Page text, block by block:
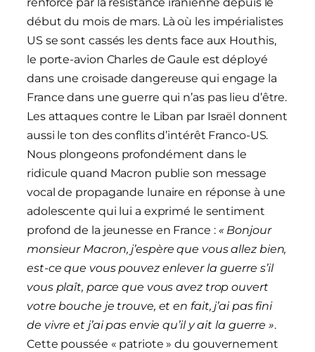
début du mois de mars. Là où les impérialistes
US se sont cassés les dents face aux Houthis,
le porte-avion Charles de Gaule est déployé
dans une croisade dangereuse qui engage la
France dans une guerre qui n’as pas lieu d’être.
Les attaques contre le Liban par Israël donnent
aussi le ton des conflits d’intérêt Franco-US.
Nous plongeons profondément dans le
ridicule quand Macron publie son message
vocal de propagande lunaire en réponse à une
adolescente qui lui a exprimé le sentiment
profond de la jeunesse en France : « Bonjour
monsieur Macron, j’espère que vous allez bien,
est-ce que vous pouvez enlever la guerre s’il
vous plaît, parce que vous avez trop ouvert
votre bouche je trouve, et en fait, j’ai pas fini
de vivre et j’ai pas envie qu’il y ait la guerre ».
Cette poussée « patriote » du gouvernement